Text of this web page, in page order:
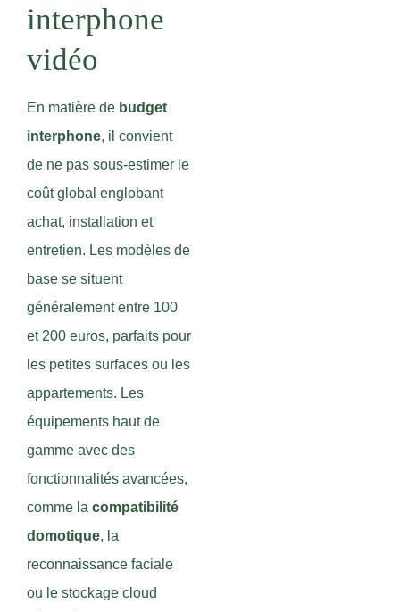
interphone
vidéo
En matière de budget
interphone, il convient
de ne pas sous-estimer le
coût global englobant
achat, installation et
entretien. Les modèles de
base se situent
généralement entre 100
et 200 euros, parfaits pour
les petites surfaces ou les
appartements. Les
équipements haut de
gamme avec des
fonctionnalités avancées,
comme la compatibilité
domotique, la
reconnaissance faciale
ou le stockage cloud